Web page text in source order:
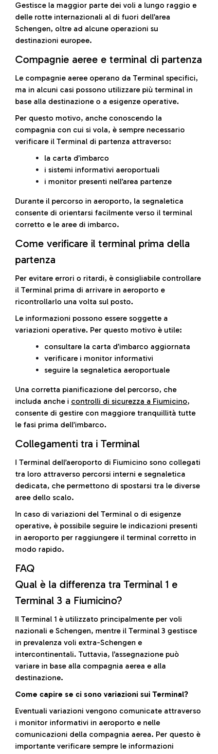
Gestisce la maggior parte dei voli a lungo raggio e
delle rotte internazionali al di fuori dell’area
Schengen, oltre ad alcune operazioni su
destinazioni europee.
Compagnie aeree e terminal di partenza
Le compagnie aeree operano da Terminal specifici,
ma in alcuni casi possono utilizzare più terminal in
base alla destinazione o a esigenze operative.
Per questo motivo, anche conoscendo la
compagnia con cui si vola, è sempre necessario
verificare il Terminal di partenza attraverso:
la carta d’imbarco
i sistemi informativi aeroportuali
i monitor presenti nell’area partenze
Durante il percorso in aeroporto, la segnaletica
consente di orientarsi facilmente verso il terminal
corretto e le aree di imbarco.
Come verificare il terminal prima della
partenza
Per evitare errori o ritardi, è consigliabile controllare
il Terminal prima di arrivare in aeroporto e
ricontrollarlo una volta sul posto.
Le informazioni possono essere soggette a
variazioni operative. Per questo motivo è utile:
consultare la carta d’imbarco aggiornata
verificare i monitor informativi
seguire la segnaletica aeroportuale
Una corretta pianificazione del percorso, che
includa anche i controlli di sicurezza a Fiumicino,
consente di gestire con maggiore tranquillità tutte
le fasi prima dell’imbarco.
Collegamenti tra i Terminal
I Terminal dell’aeroporto di Fiumicino sono collegati
tra loro attraverso percorsi interni e segnaletica
dedicata, che permettono di spostarsi tra le diverse
aree dello scalo.
In caso di variazioni del Terminal o di esigenze
operative, è possibile seguire le indicazioni presenti
in aeroporto per raggiungere il terminal corretto in
modo rapido.
FAQ
Qual è la differenza tra Terminal 1 e
Terminal 3 a Fiumicino?
Il Terminal 1 è utilizzato principalmente per voli
nazionali e Schengen, mentre il Terminal 3 gestisce
in prevalenza voli extra-Schengen e
intercontinentali. Tuttavia, l’assegnazione può
variare in base alla compagnia aerea e alla
destinazione.
Come capire se ci sono variazioni sui Terminal?
Eventuali variazioni vengono comunicate attraverso
i monitor informativi in aeroporto e nelle
comunicazioni della compagnia aerea. Per questo è
importante verificare sempre le informazioni